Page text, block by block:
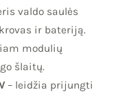
valdo saulės
ir bateriją.
modulių
šlaitų.
– leidžia prijungti